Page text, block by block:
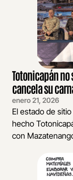
Totonicapán
cancela su
enero 21, 2026
El estado de
hecho
con